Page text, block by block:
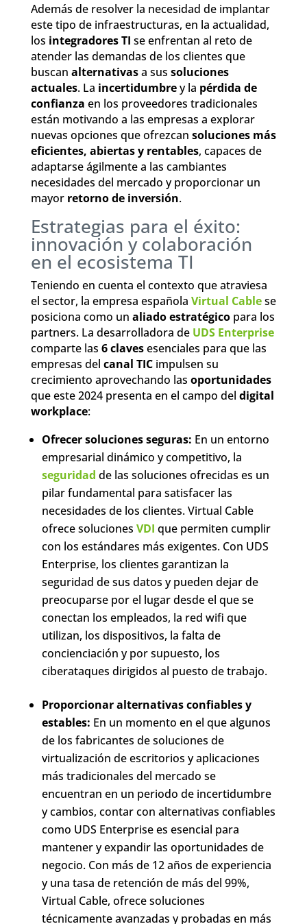
Además de resolver la necesidad de implantar
este tipo de infraestructuras, en la actualidad,
los integradores TI se enfrentan al reto de
atender las demandas de los clientes que
buscan alternativasa sus soluciones
actuales. La incertidumbrey la pérdida de
confianza en los proveedores tradicionales
están motivando a las empresas a explorar
nuevas opciones que ofrezcan soluciones más
eficientes, abiertas y rentables, capaces de
adaptarse ágilmente a las cambiantes
necesidades del mercado y proporcionar un
mayor retorno de inversión.
Estrategias para el éxito:
innovación y colaboración
en el ecosistema TI
Teniendo en cuenta el contexto que atraviesa
el sector, la empresa española Virtual Cablese
posiciona como un aliado estratégicopara los
partners. La desarrolladora de UDS Enterprise
comparte las 6 clavesesenciales para que las
empresas del canal TICimpulsen su
crecimiento aprovechando las oportunidades
que este 2024 presenta en el campo del digital
workplace:
Ofrecer soluciones seguras: En un entorno
empresarial dinámico y competitivo, la
seguridad de las soluciones ofrecidas es un
pilar fundamental para satisfacer las
necesidades de los clientes. Virtual Cable
ofrece soluciones VDI que permiten cumplir
con los estándares más exigentes. Con UDS
Enterprise, los clientes garantizan la
seguridad de sus datos y pueden dejar de
preocuparse por el lugar desde el que se
conectan los empleados, la red wifi que
utilizan, los dispositivos, la falta de
concienciación y por supuesto, los
ciberataques dirigidos al puesto de trabajo.
Proporcionar alternativas confiables y
estables: En un momento en el que algunos
de los fabricantes de soluciones de
virtualización de escritorios y aplicaciones
más tradicionales del mercado se
encuentran en un periodo de incertidumbre
y cambios, contar con alternativas confiables
como UDS Enterprise es esencial para
mantener y expandir las oportunidades de
negocio. Con más de 12 años de experiencia
y una tasa de retención de más del 99%,
Virtual Cable, ofrece soluciones
técnicamente avanzadas y probadas en más